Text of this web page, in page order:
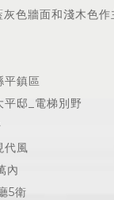
色牆面和淺木色
平鎮區
邸_電梯別野
代風
內
5衛